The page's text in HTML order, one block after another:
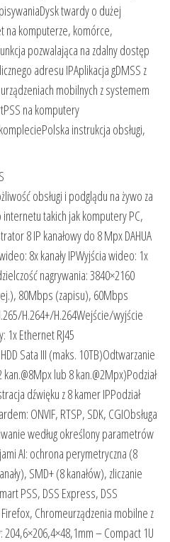
twardy o dużej
na komputerze, komórce,
pozwalająca na zdalny dostęp
adresu IPAplikacja gDMSS z
mobilnych z systemem
na komputery
instrukcja obsługi,
obsługi i podglądu na żywo za
takich jak komputery PC,
8 IP kanałowy do 8 Mpx DAHUA
8x kanały IPWyjścia wideo: 1x
nagrywania: 3840×2160
80Mbps (zapisu), 60Mbps
H.264+/H.264Wejście/wyjście
Ethernet RJ45
Sata III (maks. 10TB)Odtwarzanie
lub 8 kan.@2Mpx)Podział
dźwięku z 8 kamer IPPodział
ONVIF, RTSP, SDK, CGIObsługa
według określony parametrów
AI: ochrona perymetryczna (8
SMD+ (8 kanałów), zliczanie
PSS, DSS Express, DSS
Chromeurządzenia mobilne z
– Compact 1U